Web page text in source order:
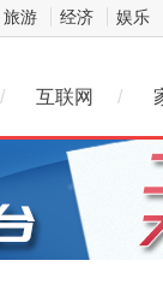
旅游 经济 娱乐
/ 互联网 /